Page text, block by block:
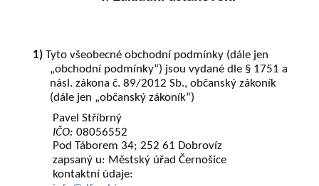
1) Tyto všeobecné obchodní podmínky (dále jen
„obchodní podmínky“) jsou vydané dle § 1751 a
násl. zákona č. 89/2012 Sb., občanský zákoník
(dále jen „občanský zákoník“)
Pavel Stříbrný
IČO: 08056552
Pod Táborem 34; 252 61 Dobrovíz
zapsaný u: Městský úřad Černošice
kontaktní údaje: